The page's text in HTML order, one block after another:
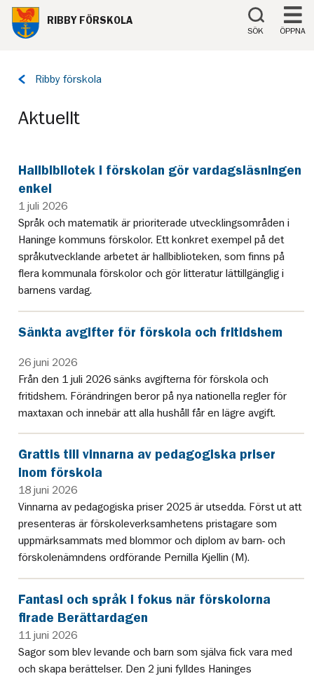
Till innehåll på sidan
RIBBY FÖRSKOLA
SÖK ÖPPNA
Tillbaka
Ribby förskola
Aktuellt
Hallbibliotek i förskolan gör vardagsläsningen
enkel
1 juli 2026
Språk och matematik är prioriterade utvecklingsområden i
Haninge kommuns förskolor. Ett konkret exempel på det
språkutvecklande arbetet är hallbiblioteken, som finns på
flera kommunala förskolor och gör litteratur lättillgänglig i
barnens vardag.
Sänkta avgifter för förskola och fritidshem
26 juni 2026
Från den 1 juli 2026 sänks avgifterna för förskola och
fritidshem. Förändringen beror på nya nationella regler för
maxtaxan och innebär att alla hushåll får en lägre avgift.
Grattis till vinnarna av pedagogiska priser
inom förskola
18 juni 2026
Vinnarna av pedagogiska priser 2025 är utsedda. Först ut att
presenteras är förskoleverksamhetens pristagare som
uppmärksammats med blommor och diplom av barn- och
förskolenämndens ordförande Pernilla Kjellin (M).
Fantasi och språk i fokus när förskolorna
firade Berättardagen
11 juni 2026
Sagor som blev levande och barn som själva fick vara med
och skapa berättelser. Den 2 juni fylldes Haninges